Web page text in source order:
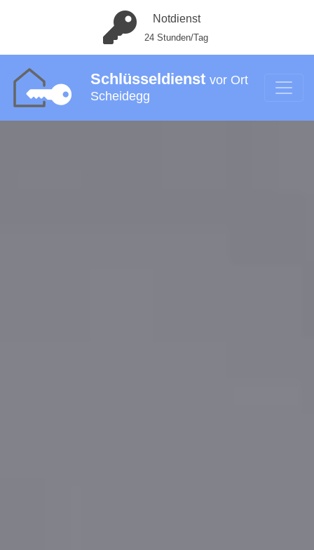
Notdienst
24 Stunden/Tag
Schlüsseldienst vor Ort
Scheidegg